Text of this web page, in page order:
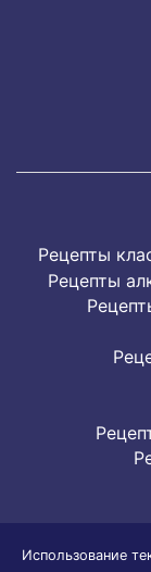
Рецепты
Рецепты
Использование